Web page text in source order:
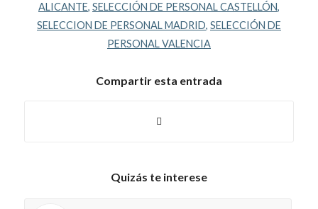
ALICANTE, SELECCIÓN DE PERSONAL CASTELLÓN,
SELECCION DE PERSONAL MADRID, SELECCIÓN DE
PERSONAL VALENCIA
Compartir esta entrada
Quizás te interese